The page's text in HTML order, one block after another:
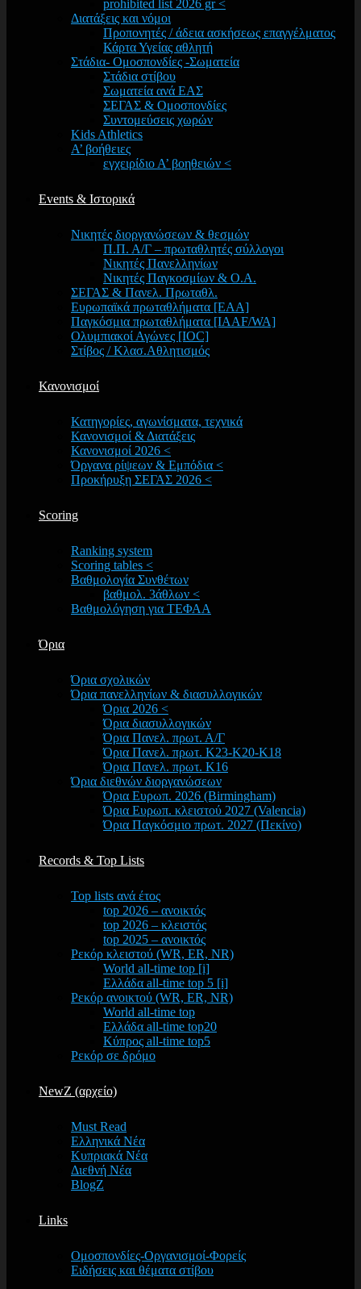
prohibited list 2026 gr <
Διατάξεις και νόμοι
Προπονητές / άδεια ασκήσεως επαγγέλματος
Κάρτα Υγείας αθλητή
Στάδια- Ομοσπονδίες -Σωματεία
Στάδια στίβου
Σωματεία ανά ΕΑΣ
ΣΕΓΑΣ & Ομοσπονδίες
Συντομεύσεις χωρών
Kids Athletics
Α’ βοήθειες
εγχειρίδιο Α’ βοηθειών <
Events & Ιστορικά
Νικητές διοργανώσεων & θεσμών
Π.Π. Α/Γ – πρωταθλητές σύλλογοι
Νικητές Πανελληνίων
Νικητές Παγκοσμίων & Ο.Α.
ΣΕΓΑΣ & Πανελ. Πρωταθλ.
Ευρωπαϊκά πρωταθλήματα [EAA]
Παγκόσμια πρωταθλήματα [IAAF/WA]
Ολυμπιακοί Αγώνες [IOC]
Στίβος / Κλασ.Αθλητισμός
Κανονισμοί
Κατηγορίες, αγωνίσματα, τεχνικά
Κανονισμοί & Διατάξεις
Κανονισμοί 2026 <
Όργανα ρίψεων & Εμπόδια <
Προκήρυξη ΣΕΓΑΣ 2026 <
Scoring
Ranking system
Scoring tables <
Βαθμολογία Συνθέτων
βαθμολ. 3άθλων <
Βαθμολόγηση για ΤΕΦΑΑ
Όρια
Όρια σχολικών
Όρια πανελληνίων & διασυλλογικών
Όρια 2026 <
Όρια διασυλλογικών
Όρια Πανελ. πρωτ. Α/Γ
Όρια Πανελ. πρωτ. Κ23-Κ20-Κ18
Όρια Πανελ. πρωτ. Κ16
Όρια διεθνών διοργανώσεων
Όρια Ευρωπ. 2026 (Birmingham)
Όρια Ευρωπ. κλειστού 2027 (Valencia)
Όρια Παγκόσμιο πρωτ. 2027 (Πεκίνο)
Records & Top Lists
Top lists ανά έτος
top 2026 – ανοικτός
top 2026 – κλειστός
top 2025 – ανοικτός
Ρεκόρ κλειστού (WR, ER, NR)
World all-time top [i]
Ελλάδα all-time top 5 [i]
Ρεκόρ ανοικτού (WR, ER, NR)
World all-time top
Ελλάδα all-time top20
Κύπρος all-time top5
Ρεκόρ σε δρόμο
NewZ (αρχείο)
Must Read
Ελληνικά Νέα
Κυπριακά Νέα
Διεθνή Νέα
BlogZ
Links
Ομοσπονδίες-Οργανισμοί-Φορείς
Ειδήσεις και θέματα στίβου